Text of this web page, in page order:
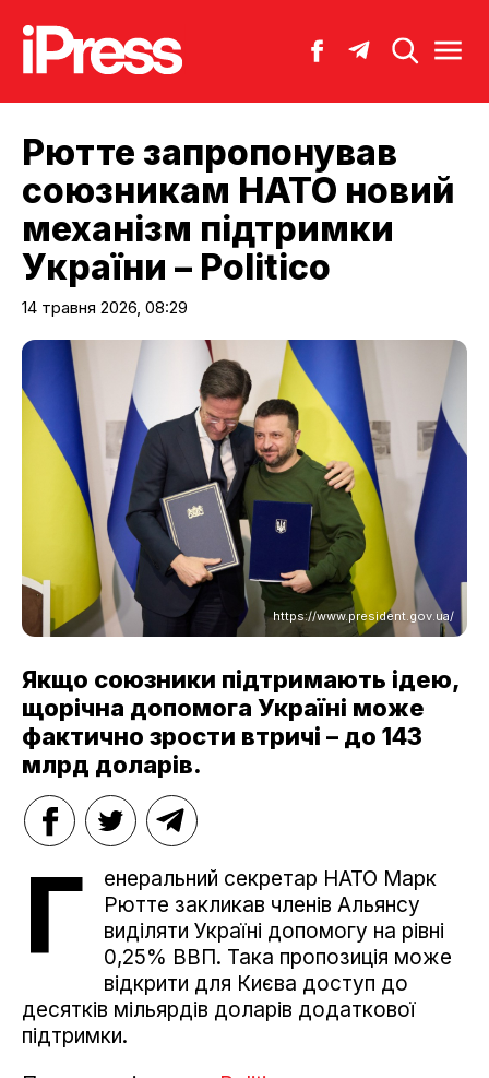
Рютте запропонував
союзникам НАТО новий
механізм підтримки
України – Politico
14 травня 2026, 08:29
https://www.president.gov.ua/
Якщо союзники підтримають ідею,
щорічна допомога Україні може
фактично зрости втричі – до 143
млрд доларів.
Г
енеральний секретар НАТО Марк
Рютте закликав членів Альянсу
виділяти Україні допомогу на рівні
0,25% ВВП. Така пропозиція може
відкрити для Києва доступ до
десятків мільярдів доларів додаткової
підтримки.